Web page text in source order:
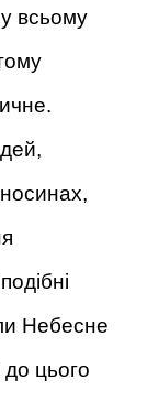
всьому
Небесне
до цього